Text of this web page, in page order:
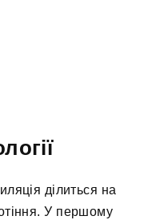
ділиться на
У першому